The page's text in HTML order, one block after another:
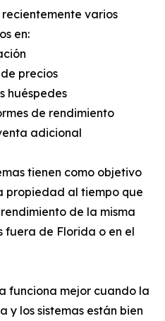
varios
en:
precios
huéspedes
de rendimiento
adicional
tienen como objetivo
propiedad al tiempo que
de la misma
fuera de Florida o en el
funciona mejor cuando la
y los sistemas están bien